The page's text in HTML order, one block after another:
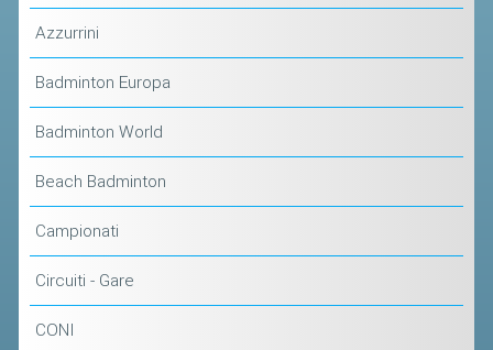
Azzurrini
Badminton Europa
Badminton World
Beach Badminton
Campionati
Circuiti - Gare
CONI
COMMISSIONE ATLETI
CONVENZIONI
ASSICURAZIONE